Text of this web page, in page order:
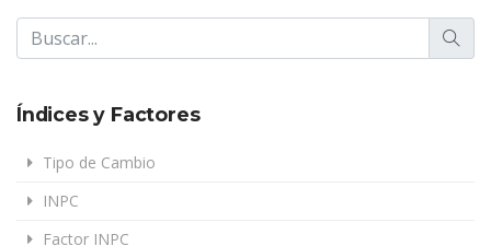
Índices y Factores
Tipo de Cambio
INPC
Factor INPC